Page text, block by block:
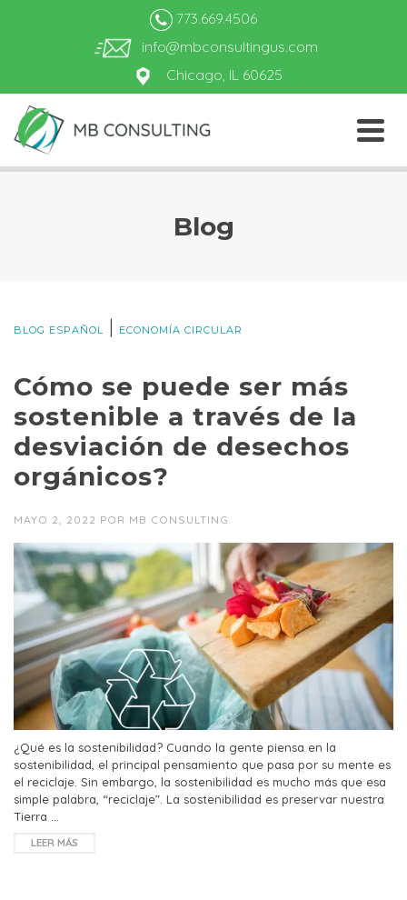
773.669.4506
info@mbconsultingus.com
Chicago, IL 60625
Blog
BLOG ESPAÑOL | ECONOMÍA CIRCULAR
Cómo se puede ser más
sostenible a través de la
desviación de desechos
orgánicos?
MAYO 2, 2022 POR MB CONSULTING
¿Qué es la sostenibilidad? Cuando la gente piensa en la
sostenibilidad, el principal pensamiento que pasa por su mente es
el reciclaje. Sin embargo, la sostenibilidad es mucho más que esa
simple palabra, “reciclaje”. La sostenibilidad es preservar nuestra
Tierra …
LEER MÁS